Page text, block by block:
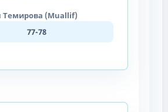
(Muallif)
77-78